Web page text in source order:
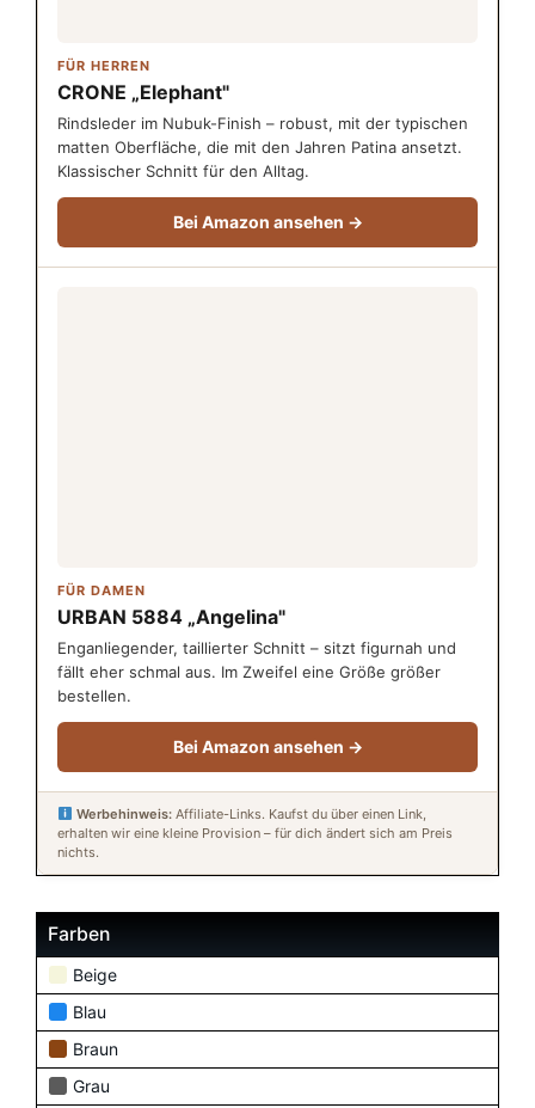
FÜR HERREN
CRONE „Elephant"
Rindsleder im Nubuk-Finish – robust, mit der typischen
matten Oberfläche, die mit den Jahren Patina ansetzt.
Klassischer Schnitt für den Alltag.
Bei Amazon ansehen →
FÜR DAMEN
URBAN 5884 „Angelina"
Enganliegender, taillierter Schnitt – sitzt figurnah und
fällt eher schmal aus. Im Zweifel eine Größe größer
bestellen.
Bei Amazon ansehen →
Werbehinweis:Affiliate-Links. Kaufst du über einen Link,
erhalten wir eine kleine Provision – für dich ändert sich am Preis
nichts.
Farben
Beige
Blau
Braun
Grau